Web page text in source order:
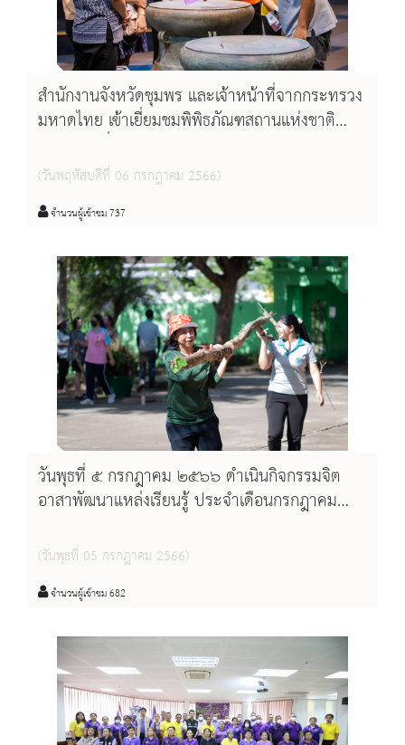
สำนักงานจังหวัดชุมพร และเจ้าหน้าที่จากกระทรวง
มหาดไทย เข้าเยี่ยมชมพิพิธภัณฑสถานแห่งชาติ
(วันพฤหัสบดีที่ 06 กรกฎาคม 2566)
จำนวนผู้เข้าชม 737
วันพุธที่ ๕ กรกฎาคม ๒๕๖๖ ดำเนินกิจกรรมจิต
อาสาพัฒนาแหล่งเรียนรู้ ประจำเดือนกรกฎาคม
(วันพุธที่ 05 กรกฎาคม 2566)
จำนวนผู้เข้าชม 682